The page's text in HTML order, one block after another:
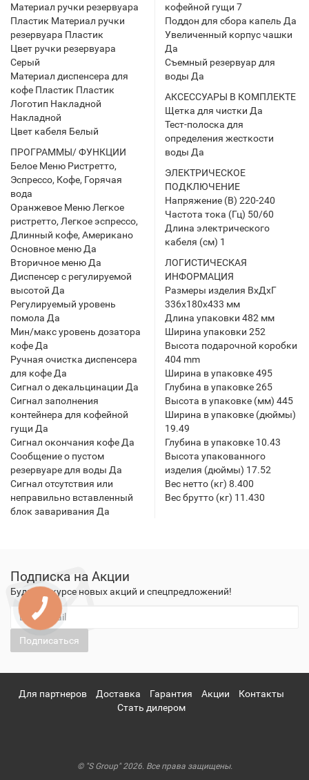
Материал ручки резервуара
Пластик Материал ручки
резервуара Пластик
Цвет ручки резервуара
Серый
Материал диспенсера для
кофе Пластик Пластик
Логотип Накладной
Накладной
Цвет кабеля Белый
ПРОГРАММЫ/ ФУНКЦИИ
Белое Меню Ристретто,
Эспрессо, Кофе, Горячая
вода
Оранжевое Меню Легкое
ристретто, Легкое эспрессо,
Длинный кофе, Американо
Основное меню Да
Вторичное меню Да
Диспенсер с регулируемой
высотой Да
Регулируемый уровень
помола Да
Мин/макс уровень дозатора
кофе Да
Ручная очистка диспенсера
для кофе Да
Сигнал о декальцинации Да
Сигнал заполнения
контейнера для кофейной
гущи Да
Сигнал окончания кофе Да
Сообщение о пустом
резервуаре для воды Да
Сигнал отсутствия или
неправильно вставленный
блок заваривания Да
кофейной гущи 7
Поддон для сбора капель Да
Увеличенный корпус чашки
Да
Съемный резервуар для
воды Да
АКСЕССУАРЫ В КОМПЛЕКТЕ
Щетка для чистки Да
Тест-полоска для
определения жесткости
воды Да
ЭЛЕКТРИЧЕСКОЕ
ПОДКЛЮЧЕНИЕ
Напряжение (В) 220-240
Частота тока (Гц) 50/60
Длина электрического
кабеля (см) 1
ЛОГИСТИЧЕСКАЯ
ИНФОРМАЦИЯ
Размеры изделия ВхДхГ
336x180x433 мм
Длина упаковки 482 мм
Ширина упаковки 252
Высота подарочной коробки
404 mm
Ширина в упаковке 495
Глубина в упаковке 265
Высота в упаковке (мм) 445
Ширина в упаковке (дюймы)
19.49
Глубина в упаковке 10.43
Высота упакованного
изделия (дюймы) 17.52
Вес нетто (кг) 8.400
Вес брутто (кг) 11.430
Подписка на Акции
Будьте в курсе новых акций и спецпредложений!
Подписаться
Для партнеров Доставка Гарантия Акции
Контакты
Стать дилером
© "S Group" 2026. Все права защищены.